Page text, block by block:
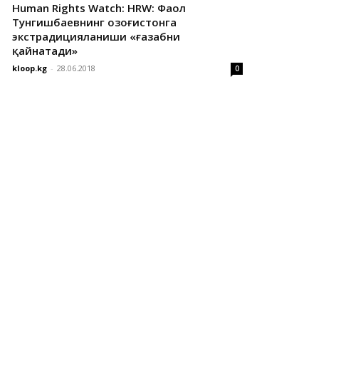
Human Rights Watch: HRW: Фаол
Тунгишбаевнинг Қозоғистонга
экстрадицияланиши «ғазабни
қайнатади»
kloop.kg - 28.06.2018 0